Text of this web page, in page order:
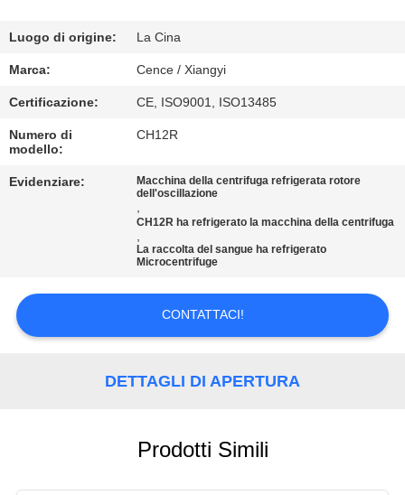
DELLA
QUALITÀ
CONTATTACI
NOTIZIE
VR
Luogo di origine: La Cina
Marca: Cence / Xiangyi
Certificazione: CE, ISO9001, ISO13485
Numero di
modello:
CH12R
Evidenziare:
Macchina della centrifuga refrigerata rotore
dell'oscillazione
,
CH12R ha refrigerato la macchina della centrifuga
,
La raccolta del sangue ha refrigerato
Microcentrifuge
CONTATTACI!
DETTAGLI DI APERTURA
Prodotti Simili